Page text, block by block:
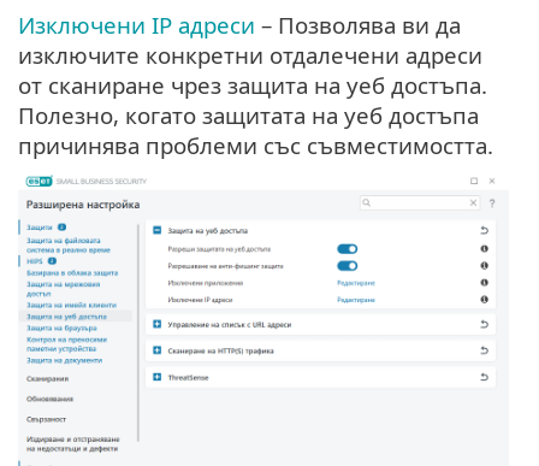
Изключени IP адреси – Позволява ви да
изключите конкретни отдалечени адреси
от сканиране чрез защита на уеб достъпа.
Полезно, когато защитата на уеб достъпа
причинява проблеми със съвместимостта.